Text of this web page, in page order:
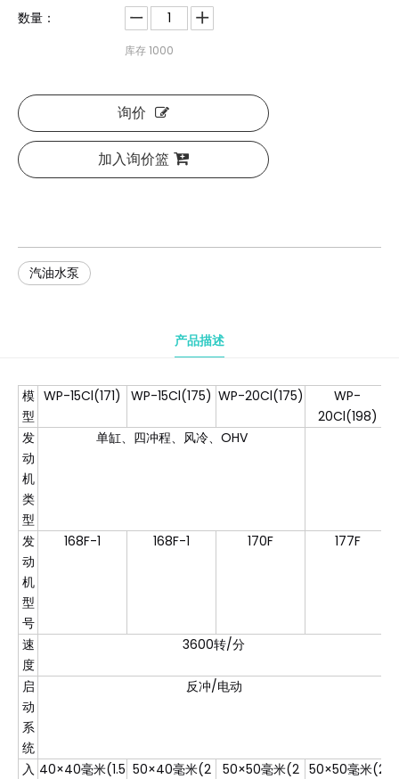
数量：
库存1000
询价
加入询价篮
汽油水泵
产品描述
模
型
WP-15Cl(171) WP-15Cl(175) WP-20Cl(175)
WP-
20Cl(198)
发
动
机
类
型
单缸、四冲程、风冷、OHV
发
动
机
型
号
168F-1 168F-1 170F 177F
速
度
3600转/分
启
动
系
统
反冲/电动
入 40×40毫米(1.5 50×40毫米(2
50×50毫米(2 50×50毫米(2